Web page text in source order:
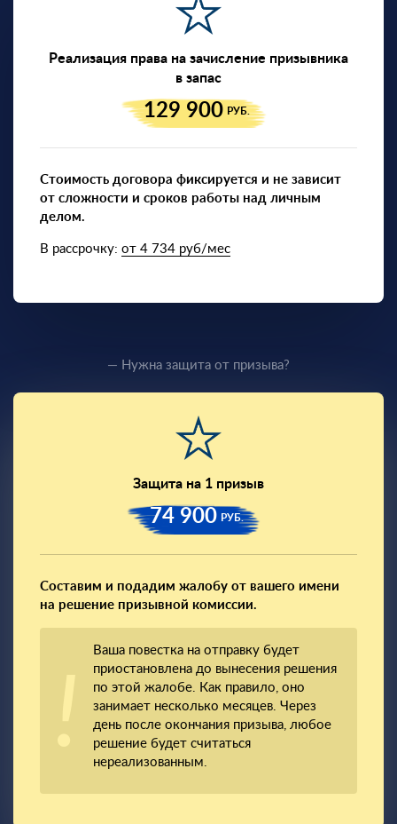
Реализация права на зачисление призывника
в запас
129 900 РУБ.
Стоимость договора фиксируется и не зависит
от сложности и сроков работы над личным
делом.
В рассрочку: от 4 734 руб/мес
— Нужна защита от призыва?
Защита на 1 призыв
74 900 РУБ.
Составим и подадим жалобу от вашего имени
на решение призывной комиссии.
Ваша повестка на отправку будет
приостановлена до вынесения решения
по этой жалобе. Как правило, оно
занимает несколько месяцев. Через
день после окончания призыва, любое
решение будет считаться
нереализованным.